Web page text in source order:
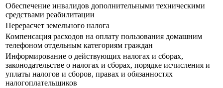
Обеспечение инвалидов дополнительными техническими
средствами реабилитации
Перерасчет земельного налога
Компенсация расходов на оплату пользования домашним
телефоном отдельным категориям граждан
Информирование о действующих налогах и сборах,
законодательстве о налогах и сборах, порядке исчисления и
уплаты налогов и сборов, правах и обязанностях
налогоплательщиков